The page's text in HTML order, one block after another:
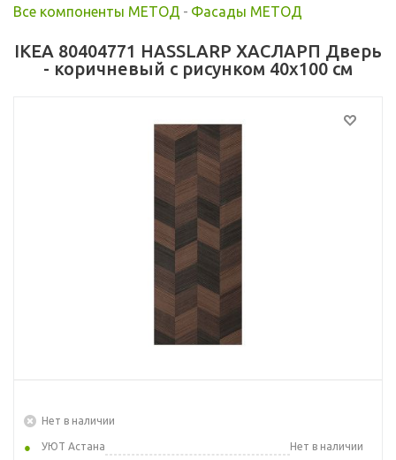
Все компоненты МЕТОД - Фасады МЕТОД
IKEA 80404771 HASSLARP ХАСЛАРП Дверь
- коричневый с рисунком 40x100 см
Нет в наличии
УЮТ Астана
Нет в наличии